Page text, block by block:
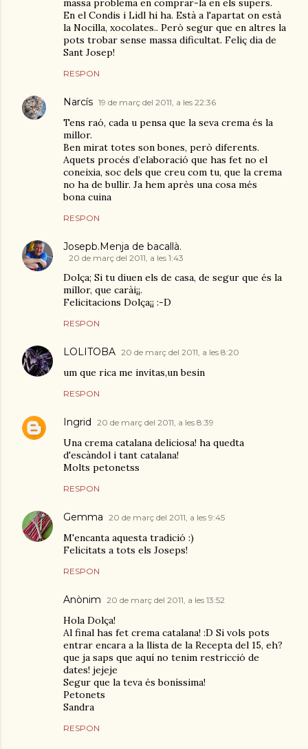
massa problema en comprar-la en els supers.
En el Condis i Lidl hi ha. Està a l'apartat on està
la Nocilla, xocolates.. Però segur que en altres la
pots trobar sense massa dificultat. Feliç dia de
Sant Josep!
RESPON
Narcís 19 de març del 2011, a les 22:36
Tens raó, cada u pensa que la seva crema és la
millor.
Ben mirat totes son bones, però diferents.
Aquets procés d’elaboració que has fet no el
coneixia, soc dels que creu com tu, que la crema
no ha de bullir. Ja hem après una cosa més
bona cuina
RESPON
Josepb.Menja de bacallà.
20 de març del 2011, a les 1:43
Dolça; Si tu diuen els de casa, de segur que és la
millor, que carài¡¡.
Felicitacions Dolça¡¡ :-D
RESPON
LOLITOBA 20 de març del 2011, a les 8:20
um que rica me invitas,un besin
RESPON
Ingrid 20 de març del 2011, a les 8:39
Una crema catalana deliciosa! ha quedta
d'escàndol i tant catalana!
Molts petonetss
RESPON
Gemma 20 de març del 2011, a les 9:45
M'encanta aquesta tradició :)
Felicitats a tots els Joseps!
RESPON
Anònim 20 de març del 2011, a les 13:52
Hola Dolça!
Al final has fet crema catalana! :D Si vols pots
entrar encara a la llista de la Recepta del 15, eh?
que ja saps que aquí no tenim restricció de
dates! jejeje
Segur que la teva és boníssima!
Petonets
Sandra
RESPON